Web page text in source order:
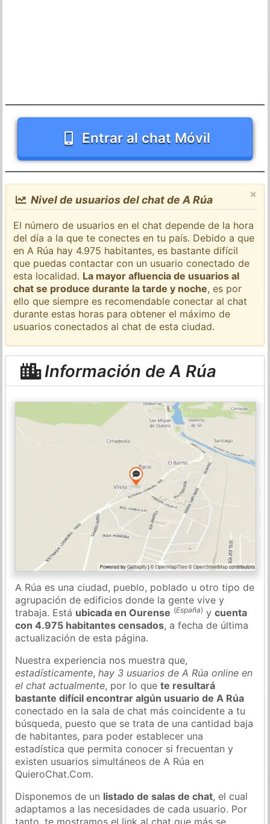
Entrar al chat Móvil
×
Nivel de usuarios del chat de A Rúa
El número de usuarios en el chat depende de la hora
del día a la que te conectes en tu país. Debido a que
en A Rúa hay 4.975 habitantes, es bastante difícil
que puedas contactar con un usuario conectado de
esta localidad. La mayor afluencia de usuarios al
chat se produce durante la tarde y noche, es por
ello que siempre es recomendable conectar al chat
durante estas horas para obtener el máximo de
usuarios conectados al chat de esta ciudad.
Información de A Rúa
A Rúa es una ciudad, pueblo, poblado u otro tipo de
agrupación de edificios donde la gente vive y
trabaja. Está ubicada en Ourense (España) ycuenta
con 4.975 habitantes censados, a fecha de última
actualización de esta página.
Nuestra experiencia nos muestra que,
estadísticamente,hay 3 usuarios de A Rúa online en
el chat actualmente, por lo quete resultará
bastante difícil encontrar algún usuario de A Rúa
conectado en la sala de chat más coincidente a tu
búsqueda, puesto que se trata de una cantidad baja
de habitantes, para poder establecer una
estadística que permita conocer si frecuentan y
existen usuarios simultáneos de A Rúa en
QuieroChat.Com.
Disponemos de un listado de salas de chat, el cual
adaptamos a las necesidades de cada usuario. Por
tanto, te mostramos el link al chat que más se